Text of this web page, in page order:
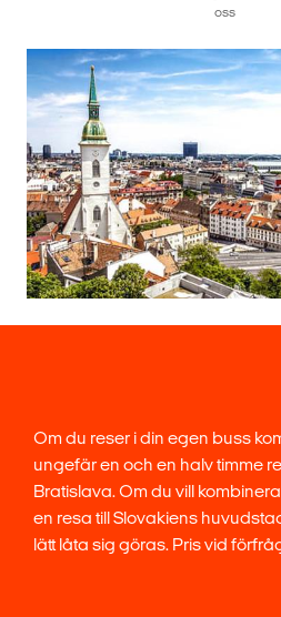
Om du reser i din egen buss
ungefär en och en halv timme
Bratislava. Om du vill
en resa till Slovakiens
lätt låta sig göras. Pris vid
oss